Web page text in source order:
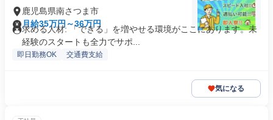
鹿児島県南さつま市
月給35万円～36万円
求める人材: 「できる」を増やせる環境がここにあります。未
経験のスタートも全力でサポ...
即日勤務OK 交通費支給
気になる